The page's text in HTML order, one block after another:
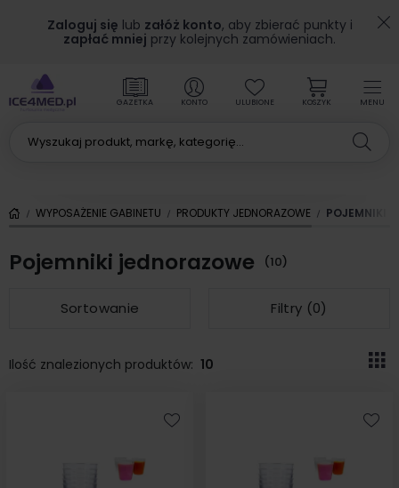
Zaloguj się lub załóż konto, aby zbierać punkty i
zapłać mniej przy kolejnych zamówieniach.
MENU
GAZETKA KONTO ULUBIONE KOSZYK
WYPOSAŻENIE GABINETU PRODUKTY JEDNORAZOWE POJEMNIKI
Pojemniki jednorazowe (10)
Sortowanie Filtry (0)
Ilość znalezionych produktów: 10